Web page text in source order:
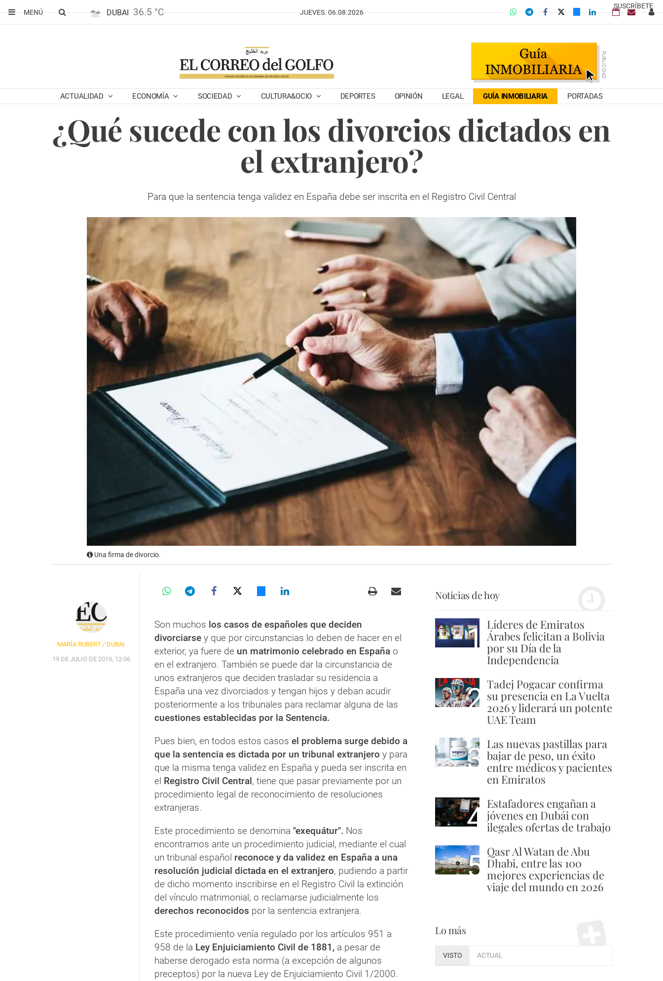
SUSCRÍBETE
MENÚ
DUBAI 36.5 °C JUEVES. 06.08.2026
ACTUALIDAD ECONOMÍA SOCIEDAD CULTURA&OCIO DEPORTES OPINIÓN LEGAL GUÍA INMOBILIARIA PORTADAS
¿Qué sucede con los divorcios dictados en
el extranjero?
Para que la sentencia tenga validez en España debe ser inscrita en el Registro Civil Central
Una firma de divorcio.
MARÍA RUBERT / DUBAI
19 DE JULIO DE 2019, 12:06
Son muchos los casos de españoles que deciden
divorciarse y que por circunstancias lo deben de hacer en el
exterior, ya fuere de un matrimonio celebrado en España o
en el extranjero. También se puede dar la circunstancia de
unos extranjeros que deciden trasladar su residencia a
España una vez divorciados y tengan hijos y deban acudir
posteriormente a los tribunales para reclamar alguna de las
cuestiones establecidas por la Sentencia.
Pues bien, en todos estos casos el problema surge debido a
que la sentencia es dictada por un tribunal extranjero y para
que la misma tenga validez en España y pueda ser inscrita en
el Registro Civil Central, tiene que pasar previamente por un
procedimiento legal de reconocimiento de resoluciones
extranjeras.
Este procedimiento se denomina "exequátur". Nos
encontramos ante un procedimiento judicial, mediante el cual
un tribunal español reconoce y da validez en España a una
resolución judicial dictada en el extranjero, pudiendo a partir
de dicho momento inscribirse en el Registro Civil la extinción
del vínculo matrimonial, o reclamarse judicialmente los
derechos reconocidos por la sentencia extranjera.
Este procedimiento venía regulado por los artículos 951 a
958 de la Ley Enjuiciamiento Civil de 1881, a pesar de
haberse derogado esta norma (a excepción de algunos
preceptos) por la nueva Ley de Enjuiciamiento Civil 1/2000.
Noticias de hoy
1 Líderes de Emiratos
Árabes felicitan a Bolivia
por su Día de la
Independencia
2 Tadej Pogacar confirma
su presencia en La Vuelta
2026 y liderará un potente
UAE Team
3 Las nuevas pastillas para
bajar de peso, un éxito
entre médicos y pacientes
en Emiratos
4 Estafadores engañan a
jóvenes en Dubái con
ilegales ofertas de trabajo
5 Qasr Al Watan de Abu
Dhabi, entre las 100
mejores experiencias de
viaje del mundo en 2026
Lo más
VISTO ACTUAL